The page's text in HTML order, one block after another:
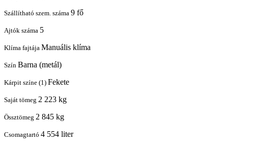
Szállítható szem. száma 9 fő
Ajtók száma 5
Klíma fajtája Manuális klíma
Szín Barna (metál)
Kárpit színe (1) Fekete
Saját tömeg 2 223 kg
Össztömeg 2 845 kg
Csomagtartó 4 554 liter